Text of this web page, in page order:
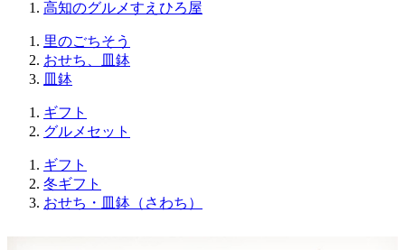
高知のグルメすえひろ屋
里のごちそう
おせち、皿鉢
皿鉢
ギフト
グルメセット
ギフト
冬ギフト
おせち・皿鉢（さわち）